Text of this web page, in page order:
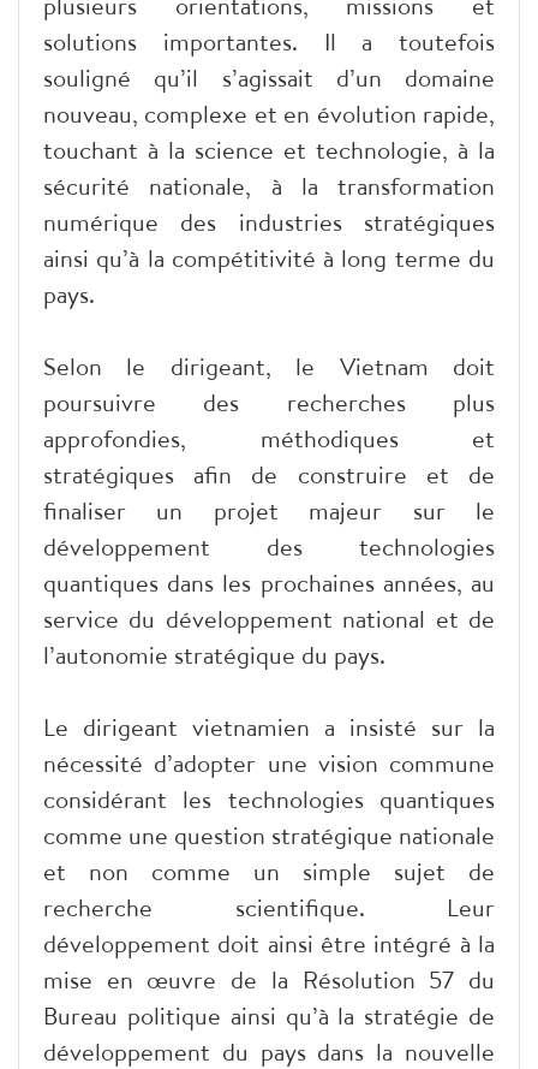
solutions importantes. Il a toutefois
souligné qu’il s’agissait d’un domaine
nouveau, complexe et en évolution rapide,
touchant à la science et technologie, à la
sécurité nationale, à la transformation
numérique des industries stratégiques
ainsi qu’à la compétitivité à long terme du
pays.
Selon le dirigeant, le Vietnam doit
poursuivre des recherches plus
approfondies, méthodiques et
stratégiques afin de construire et de
finaliser un projet majeur sur le
développement des technologies
quantiques dans les prochaines années, au
service du développement national et de
l’autonomie stratégique du pays.
Le dirigeant vietnamien a insisté sur la
nécessité d’adopter une vision commune
considérant les technologies quantiques
comme une question stratégique nationale
et non comme un simple sujet de
recherche scientifique. Leur
développement doit ainsi être intégré à la
mise en œuvre de la Résolution 57 du
Bureau politique ainsi qu’à la stratégie de
développement du pays dans la nouvelle